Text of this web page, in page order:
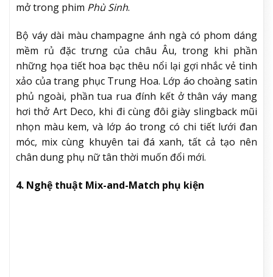
mở trong phim Phù Sinh.
Bộ váy dài màu champagne ánh ngà có phom dáng
mềm rủ đặc trưng của châu Âu, trong khi phần
những họa tiết hoa bạc thêu nổi lại gợi nhắc vẻ tinh
xảo của trang phục Trung Hoa. Lớp áo choàng satin
phủ ngoài, phần tua rua đính kết ở thân váy mang
hơi thở Art Deco, khi đi cùng đôi giày slingback mũi
nhọn màu kem, và lớp áo trong có chi tiết lưới đan
móc, mix cùng khuyên tai đá xanh, tất cả tạo nên
chân dung phụ nữ tân thời muốn đổi mới.
4. Nghệ thuật Mix-and-Match phụ kiện